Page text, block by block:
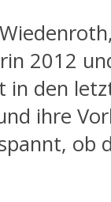
2012
in den
ihre
ob